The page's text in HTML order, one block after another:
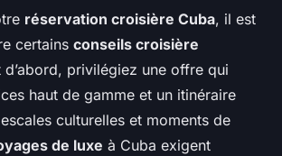
réservation croisière Cuba, il est
certains conseils croisière
d’abord, privilégiez une offre qui
haut de gamme et un itinéraire
culturelles et moments de
de luxe à Cuba exigent